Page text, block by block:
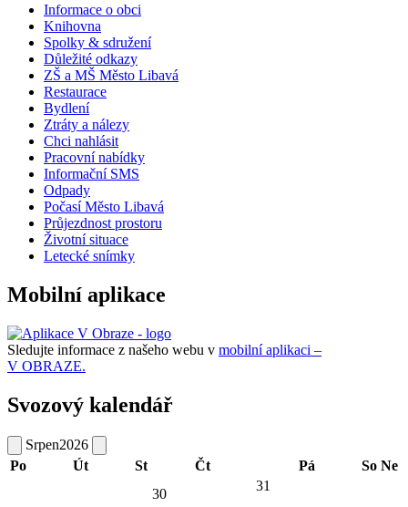
Informace o obci
Knihovna
Spolky & sdružení
Důležité odkazy
ZŠ a MŠ Město Libavá
Restaurace
Bydlení
Ztráty a nálezy
Chci nahlásit
Pracovní nabídky
Informační SMS
Odpady
Počasí Město Libavá
Průjezdnost prostoru
Životní situace
Letecké snímky
Mobilní aplikace
Sledujte informace z našeho webu v mobilní aplikaci –
V OBRAZE.
Svozový kalendář
Srpen2026
Po
Út St Čt Pá So Ne
30
31